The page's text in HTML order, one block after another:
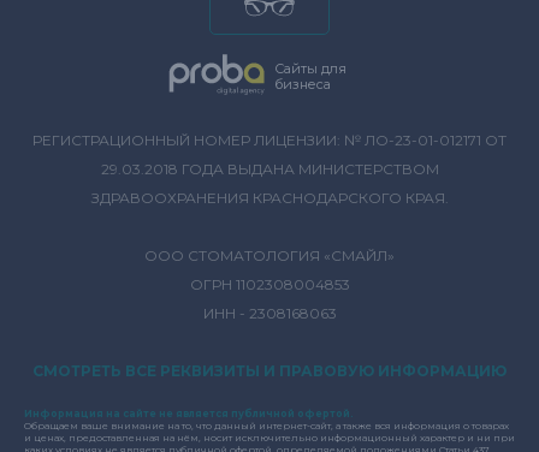
Сайты для
бизнеса
РЕГИСТРАЦИОННЫЙ НОМЕР ЛИЦЕНЗИИ: № ЛО-23-01-012171 ОТ
29.03.2018 ГОДА ВЫДАНА МИНИСТЕРСТВОМ
ЗДРАВООХРАНЕНИЯ КРАСНОДАРСКОГО КРАЯ.
ООО СТОМАТОЛОГИЯ «СМАЙЛ»
ОГРН 1102308004853
ИНН - 2308168063
СМОТРЕТЬ ВСЕ РЕКВИЗИТЫ И ПРАВОВУЮ ИНФОРМАЦИЮ
Информация на сайте не является публичной офертой.
Обращаем ваше внимание на то, что данный интернет-сайт, а также вся информация о товарах
и ценах, предоставленная на нём, носит исключительно информационный характер и ни при
каких условиях не является публичной офертой, определяемой положениями Статьи 437